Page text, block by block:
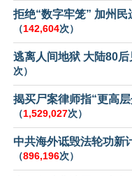
拒绝“数字牢笼” 加州
（142,604次）
逃离人间地狱 大陆80
次）
揭买尸案律师指“更高
（1,529,027次）
中共海外诋毁法轮功新
（896,196次）